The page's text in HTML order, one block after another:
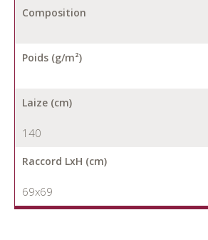
Composition
Poids (g/m²)
Laize (cm)
140
Raccord LxH (cm)
69x69